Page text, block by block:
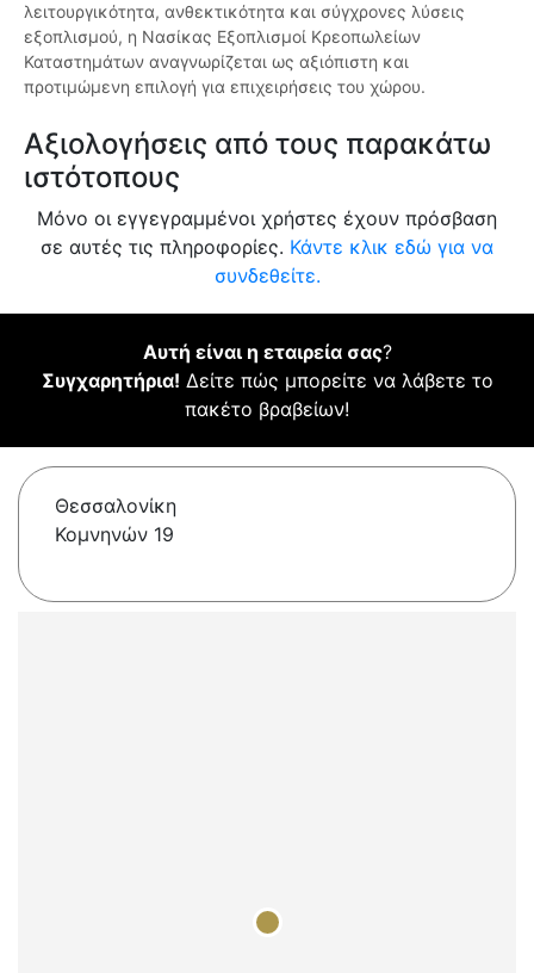
λειτουργικότητα, ανθεκτικότητα και σύγχρονες λύσεις
εξοπλισμού, η Νασίκας Εξοπλισμοί Κρεοπωλείων
Καταστημάτων αναγνωρίζεται ως αξιόπιστη και
προτιμώμενη επιλογή για επιχειρήσεις του χώρου.
Αξιολογήσεις από τους παρακάτω
ιστότοπους
Μόνο οι εγγεγραμμένοι χρήστες έχουν πρόσβαση
σε αυτές τις πληροφορίες. Κάντε κλικ εδώ για να
συνδεθείτε.
Αυτή είναι η εταιρεία σας?
Συγχαρητήρια! Δείτε πώς μπορείτε να λάβετε το
πακέτο βραβείων!
Θεσσαλονίκη
Κομνηνών 19